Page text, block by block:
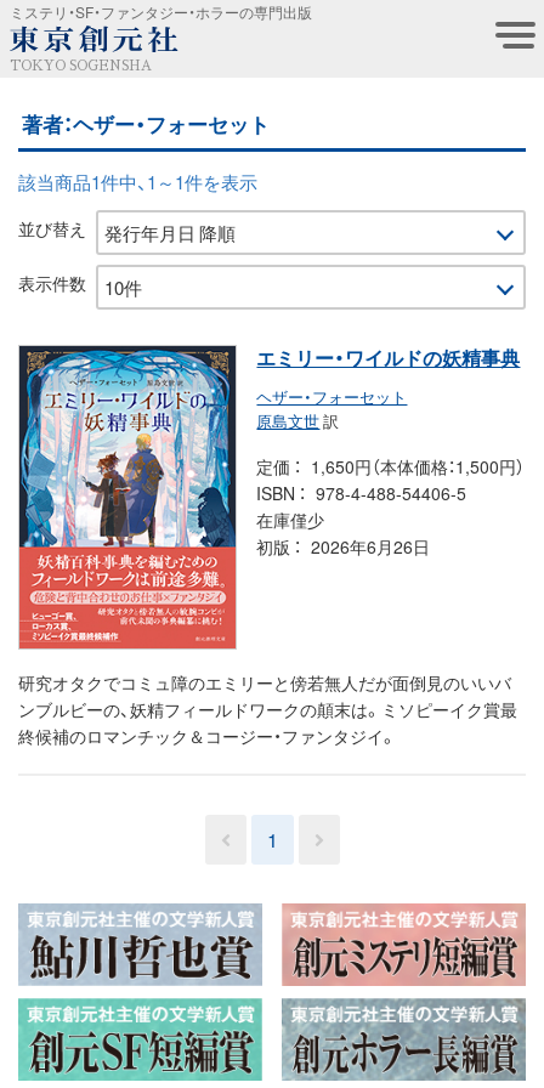
ミステリ・SF・ファンタジー・ホラーの専門出版
TOKYO SOGENSHA
著者：ヘザー・フォーセット
該当商品1件中、1～1件を表示
並び替え
表示件数
エミリー・ワイルドの妖精事典
ヘザー・フォーセット
原島文世訳
定価
1,650円（本体価格：1,500円）
ISBN
978-4-488-54406-5
在庫僅少
初版
2026年6月26日
研究オタクでコミュ障のエミリーと傍若無人だが面倒見のいいバ
ンブルビーの、妖精フィールドワークの顛末は。ミソピーイク賞最
終候補のロマンチック＆コージー・ファンタジイ。
1